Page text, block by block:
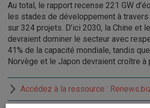
Au total, le rapport recense 221 GW
les stades de développement à
sur 324 projets. D’ici 2030, la Chine et
devraient dominer le secteur avec
41% de la capacité mondiale, tandis
Norvège et le Japon devraient croître à
Accédez à la ressource :